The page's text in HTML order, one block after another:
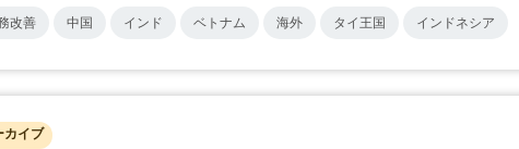
改善 中国 インド ベトナム 海外 タイ王国 インドネシア
カイブ